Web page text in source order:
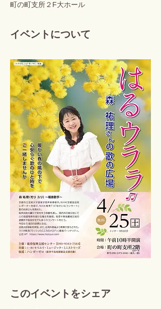
町の町支所２F大ホール
イベントについて
このイベントをシェア